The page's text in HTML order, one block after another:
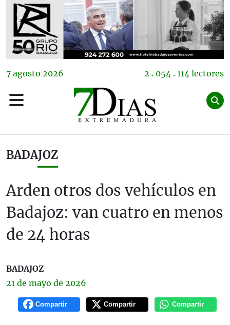
7 agosto 2026 2 . 054 . 114 lectores
BADAJOZ
Arden otros dos vehículos en
Badajoz: van cuatro en menos
de 24 horas
BADAJOZ
21 de mayo de 2026
Compartir Compartir Compartir